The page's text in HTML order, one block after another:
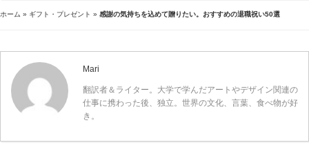
ホーム » ギフト・プレゼント » 感謝の気持ちを込めて贈りたい。おすすめの退職祝い50選
Mari
翻訳者＆ライター。大学で学んだアートやデザイン関連の
仕事に携わった後、独立。世界の文化、言葉、食べ物が好
き。